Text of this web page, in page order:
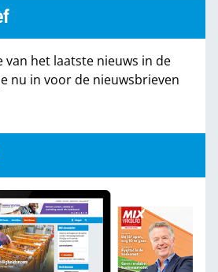
het laatste nieuws in de
nu in voor de nieuwsbrieven